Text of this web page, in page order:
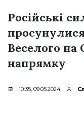
Російські
Веселого на
напрямку
10:35, 09.05.2024